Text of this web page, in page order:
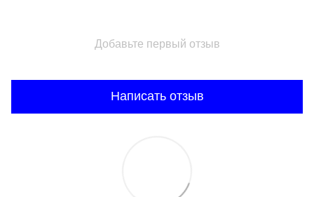
Добавьте первый отзыв
Написать отзыв